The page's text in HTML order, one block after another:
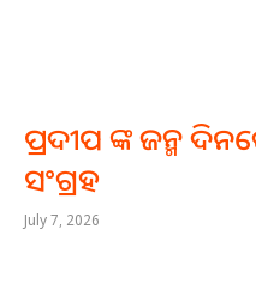
ପ୍ରଦୀପ ଙ୍କ ଜନ୍ମ
ସଂଗ୍ରହ
July 7, 2026